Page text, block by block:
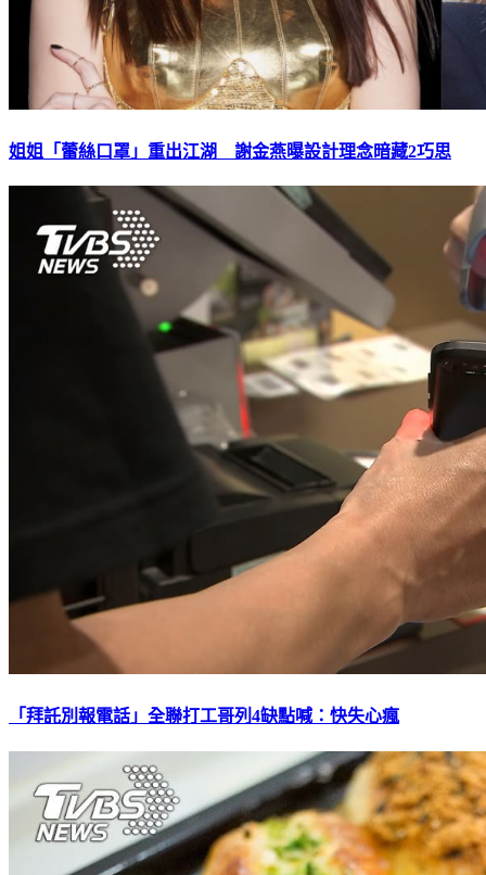
姐姐「蕾絲口罩」重出江湖 謝金燕曝設計理念暗藏2巧思
「拜託別報電話」全聯打工哥列4缺點喊：快失心瘋